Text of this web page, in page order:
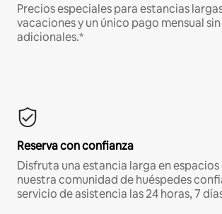
Precios especiales para estancias
vacaciones y un único pago mensual
adicionales.*
Reserva con confianza
Disfruta una estancia larga en
nuestra comunidad de huéspedes
servicio de asistencia las 24 horas, 7